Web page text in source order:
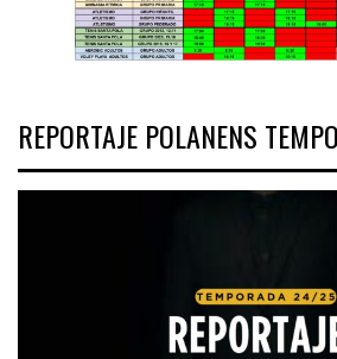
REPORTAJE POLANENS